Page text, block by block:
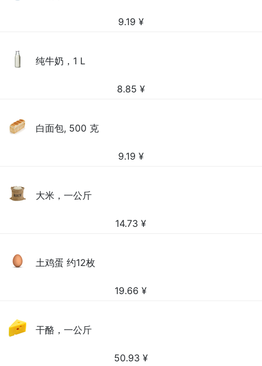
9.19 ¥
纯牛奶，1 L
8.85 ¥
白面包, 500 克
9.19 ¥
大米，一公斤
14.73 ¥
土鸡蛋 约12枚
19.66 ¥
干酪，一公斤
50.93 ¥